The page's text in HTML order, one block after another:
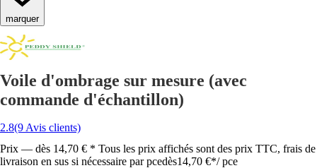
marquer
Voile d'ombrage sur mesure (avec
commande d'échantillon)
2.8(9 Avis clients)
Prix — dès 14,70 € * Tous les prix affichés sont des prix TTC, frais de
livraison en sus si nécessaire par pcedès14,70 €*/ pce